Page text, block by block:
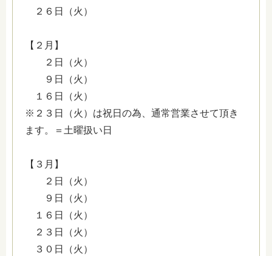
２６日（火）
【２月】
２日（火）
９日（火）
１６日（火）
※２３日（火）は祝日の為、通常営業させて頂き
ます。＝土曜扱い日
【３月】
２日（火）
９日（火）
１６日（火）
２３日（火）
３０日（火）